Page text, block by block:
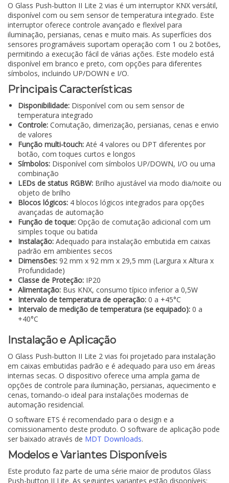
O Glass Push-button II Lite 2 vias é um interruptor KNX versátil,
disponível com ou sem sensor de temperatura integrado. Este
interruptor oferece controle avançado e flexível para
iluminação, persianas, cenas e muito mais. As superfícies dos
sensores programáveis suportam operação com 1 ou 2 botões,
permitindo a execução fácil de várias ações. Este modelo está
disponível em branco e preto, com opções para diferentes
símbolos, incluindo UP/DOWN e I/O.
Principais Características
Disponibilidade: Disponível com ou sem sensor de
temperatura integrado
Controle: Comutação, dimerização, persianas, cenas e envio
de valores
Função multi-touch: Até 4 valores ou DPT diferentes por
botão, com toques curtos e longos
Símbolos: Disponível com símbolos UP/DOWN, I/O ou uma
combinação
LEDs de status RGBW: Brilho ajustável via modo dia/noite ou
objeto de brilho
Blocos lógicos: 4 blocos lógicos integrados para opções
avançadas de automação
Função de toque: Opção de comutação adicional com um
simples toque ou batida
Instalação: Adequado para instalação embutida em caixas
padrão em ambientes secos
Dimensões: 92 mm x 92 mm x 29,5 mm (Largura x Altura x
Profundidade)
Classe de Proteção: IP20
Alimentação: Bus KNX, consumo típico inferior a 0,5W
Intervalo de temperatura de operação: 0 a +45°C
Intervalo de medição de temperatura (se equipado): 0 a
+40°C
Instalação e Aplicação
O Glass Push-button II Lite 2 vias foi projetado para instalação
em caixas embutidas padrão e é adequado para uso em áreas
internas secas. O dispositivo oferece uma ampla gama de
opções de controle para iluminação, persianas, aquecimento e
cenas, tornando-o ideal para instalações modernas de
automação residencial.
O software ETS é recomendado para o design e a
comissionamento deste produto. O software de aplicação pode
ser baixado através de MDT Downloads.
Modelos e Variantes Disponíveis
Este produto faz parte de uma série maior de produtos Glass
Push-button II Lite. As seguintes variantes estão disponíveis: